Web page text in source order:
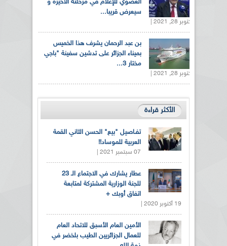
العضوي للإعلام في مرحلته الأخيرة و
سيعرض قريبا...
أكتوبر 28, 2021 |
بن عبد الرحمان يشرف هذا الخميس
بميناء الجزائر على تدشين سفينة "باجي
مختار 3...
أكتوبر 28, 2021 |
الأكثر قراءة
تفـاصيل "بيع" الحسن الثاني القمة
العربية للموساد!!
07 سبتمبر 2021 |
عطار يشارك في الاجتماع الـ 23
للجنة الوزارية المشتركة لمتابعة
اتفاق أوبك +
19 أكتوبر 2020 |
الأمين العام الأسبق للاتحاد العام
للعمال الجزائريين الطيب بلخضر في